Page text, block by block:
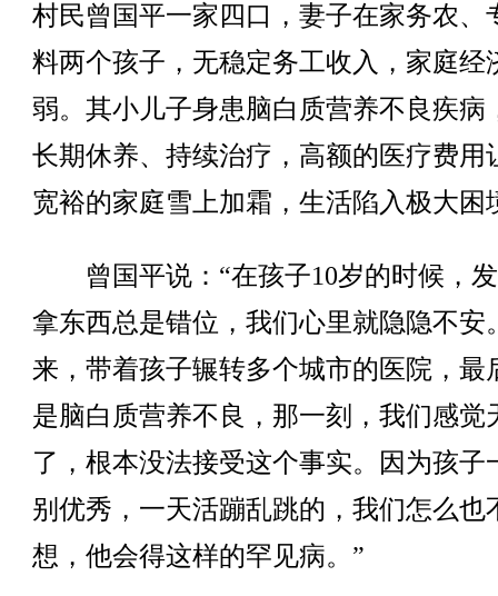
村民曾国平一家四口，妻子在家务农、
料两个孩子，无稳定务工收入，家庭经
弱。其小儿子身患脑白质营养不良疾病
长期休养、持续治疗，高额的医疗费用
宽裕的家庭雪上加霜，生活陷入极大困
曾国平说：“在孩子10岁的时候，
拿东西总是错位，我们心里就隐隐不安
来，带着孩子辗转多个城市的医院，最
是脑白质营养不良，那一刻，我们感觉
了，根本没法接受这个事实。因为孩子
别优秀，一天活蹦乱跳的，我们怎么也
想，他会得这样的罕见病。”